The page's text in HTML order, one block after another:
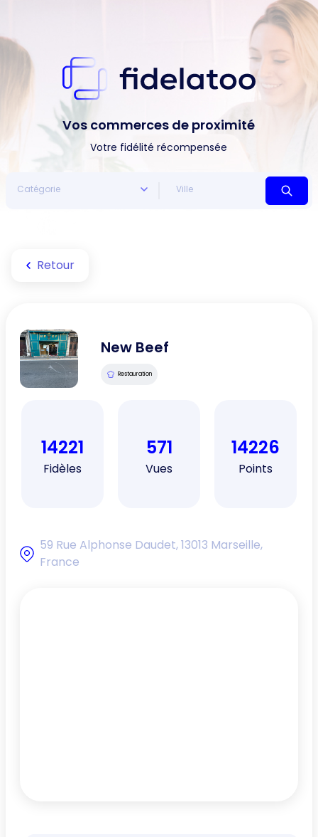
Vos commerces de proximité
Votre fidélité récompensée
Retour
New Beef
Restauration
14221
Fidèles
571
Vues
14226
Points
59 Rue Alphonse Daudet, 13013 Marseille,
France